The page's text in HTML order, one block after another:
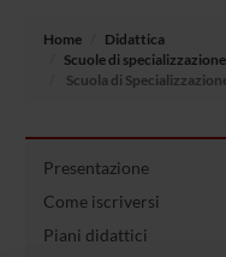
Home
Didattica
Scuole di
Scuola di
Presentazione
Come iscriversi
Piani didattici